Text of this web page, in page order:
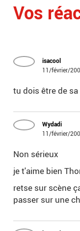
Vos
isacool
11/février/
tu dois être de
Wydadi
11/février/
Non sérieux
je t'aime bien
retse sur scène
passer sur une